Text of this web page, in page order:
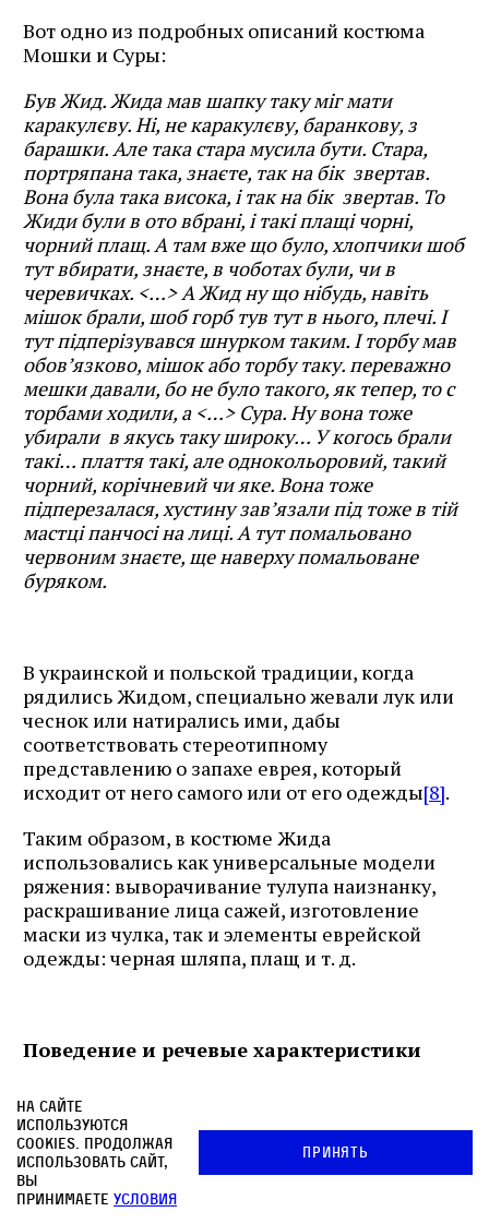
Вот одно из подробных описаний костюма
Мошки и Суры:
Був Жид. Жида мав шапку таку міг мати
каракулєву. Ні, не каракулєву, баранкову, з
барашки. Але така стара мусила бути. Стара,
портряпана така, знаєте, так на бік звертав.
Вона була така висока, і так на бік звертав. То
Жиди були в ото вбрані, і такі плащі чорні,
чорний плащ. А там вже що було, хлопчики шоб
тут вбирати, знаєте, в чоботах були, чи в
черевичках. <…> А Жид ну що нібудь, навіть
мішок брали, шоб горб тув тут в нього, плечі. І
тут підперізувався шнурком таким. І торбу мав
обов’язково, мішок або торбу таку. переважно
мешки давали, бо не було такого, як тепер, то с
торбами ходили, а <…> Сура. Ну вона тоже
убирали в якусь таку широку… У когось брали
такі… плаття такі, але однокольоровий, такий
чорний, корічневий чи яке. Вона тоже
підперезалася, хустину зав’язали під тоже в тій
мастці панчосі на лиці. А тут помальовано
червоним знаєте, ще наверху помальоване
буряком.
В украинской и польской традиции, когда
рядились Жидом, специально жевали лук или
чеснок или натирались ими, дабы
соответствовать стереотипному
представлению о запахе еврея, который
исходит от него самого или от его одежды[8].
Таким образом, в костюме Жида
использовались как универсальные модели
ряжения: выворачивание тулупа наизнанку,
раскрашивание лица сажей, изготовление
маски из чулка, так и элементы еврейской
одежды: черная шляпа, плащ и т. д.
Поведение и речевые характеристики
Существует несколько поведенческих
стратегий ряженного Жидом. Обычно Жид
просит денег «Суре на панчошки», произнося
во время обхода дворов такой, например,
текст:
На сайте
используются
cookies. Продолжая
использовать сайт,
вы
принимаете условия
Принять